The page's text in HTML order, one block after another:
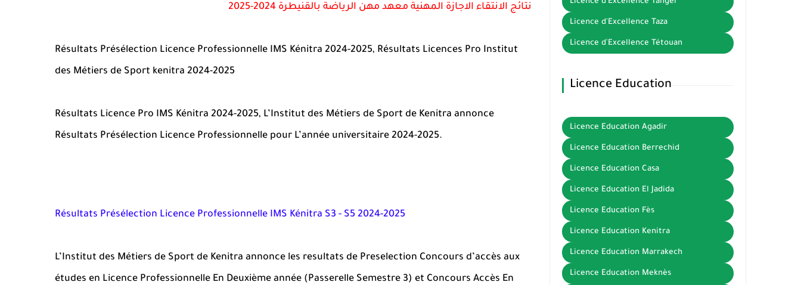
نتائج الانتقاء الاجازة المهنية معهد مهن الرياضة بالقنيطرة 2024-2025
Résultats Présélection Licence Professionnelle IMS Kénitra 2024-2025, Résultats Licences Pro Institut
des Métiers de Sport kenitra 2024-2025
Résultats Licence Pro IMS Kénitra 2024-2025, L’Institut des Métiers de Sport de Kenitra annonce
Résultats Présélection Licence Professionnelle pour L’année universitaire 2024-2025.
Résultats Présélection Licence Professionnelle IMS Kénitra S3 - S5 2024-2025
L’Institut des Métiers de Sport de Kenitra annonce les resultats de Preselection Concours d’accès aux
études en Licence Professionnelle En Deuxième année (Passerelle Semestre 3) et Concours Accès En
Licence d'Excellence Taza
Licence d'Excellence Tétouan
Licence Education
Licence Education Agadir
Licence Education Berrechid
Licence Education Casa
Licence Education El Jadida
Licence Education Fès
Licence Education Kenitra
Licence Education Marrakech
Licence Education Meknès